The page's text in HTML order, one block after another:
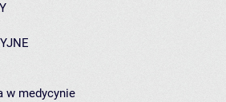
w medycynie